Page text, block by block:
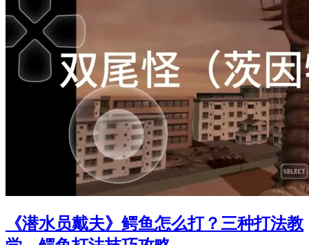
《潜水员戴夫》鳄鱼怎么打？三种打法教